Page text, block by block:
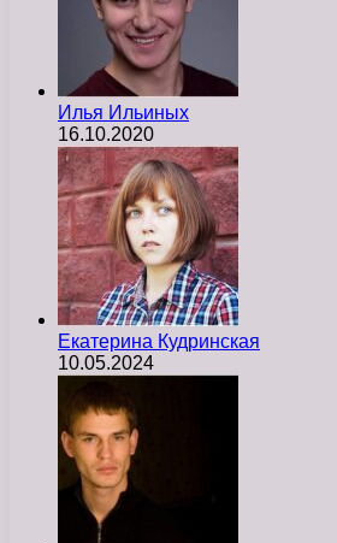
Илья Ильиных
16.10.2020
Екатерина Кудринская
10.05.2024